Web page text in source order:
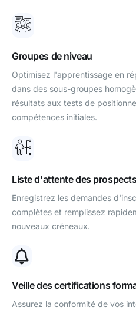
Groupes de niveau
Optimisez l'apprentissage en
dans des sous-groupes
résultats aux tests de
compétences initiales.
Liste d'attente des prospects
Enregistrez les demandes
complètes et remplissez
nouveaux créneaux.
Veille des certifications
Assurez la conformité de vos